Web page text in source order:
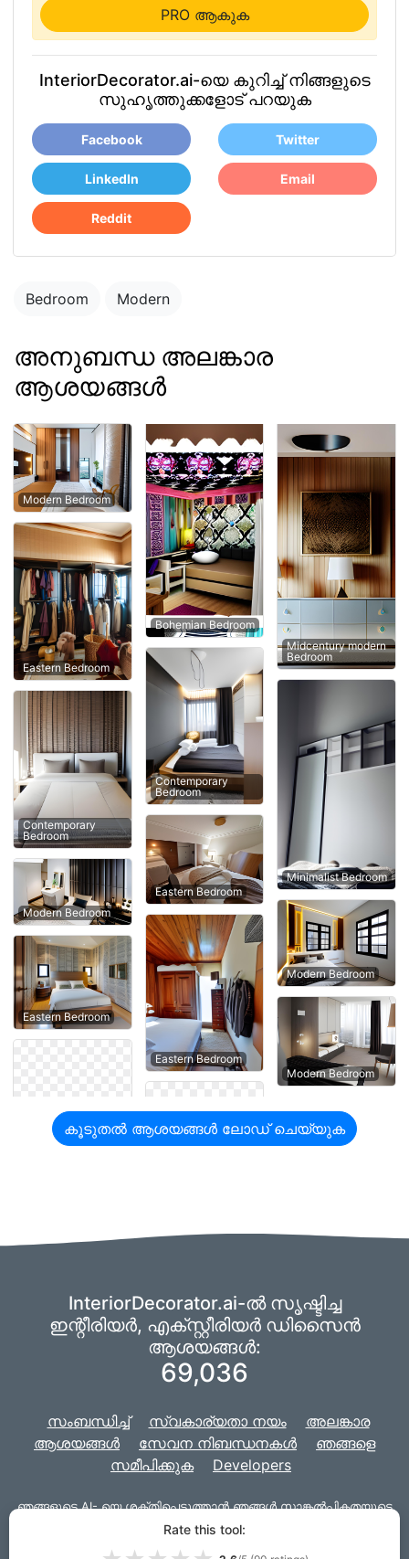
PRO ആകുക
InteriorDecorator.ai-യെ കുറിച്ച് നിങ്ങളുടെ
സുഹൃത്തുക്കളോട് പറയുക
Facebook Twitter
LinkedIn Email
Reddit
Bedroom Modern
അനുബന്ധ അലങ്കാര
ആശയങ്ങൾ
Modern Bedroom
Eastern Bedroom
Contemporary
Bedroom
Modern Bedroom
Eastern Bedroom
Bohemian Bedroom
Contemporary
Bedroom
Eastern Bedroom
Eastern Bedroom
Midcentury modern
Bedroom
Minimalist Bedroom
Modern Bedroom
Modern Bedroom
കൂടുതൽ ആശയങ്ങൾ ലോഡ് ചെയ്യുക
InteriorDecorator.ai-ൽ സൃഷ്ടിച്ച
ഇന്റീരിയർ, എക്സ്റ്റീരിയർ ഡിസൈൻ
ആശയങ്ങൾ:
69,036
സംബന്ധിച്ച് സ്വകാര്യതാ നയം
അലങ്കാര
ആശയങ്ങൾ
സേവന നിബന്ധനകൾ
ഞങ്ങളെ
സമീപിക്കുക
Developers
ഞങ്ങളുടെAI-യെ ശക്തിപ്പെടുത്താൻ ഞങ്ങൾ സാങ്കൽപ്പികതയുടെ
ഒരു ഫോർക്ക് ഉപയോഗിക്കുന്നു,
ഞങ്ങളുടെ പ്രോജക്‌റ്റ്
Rate this tool: